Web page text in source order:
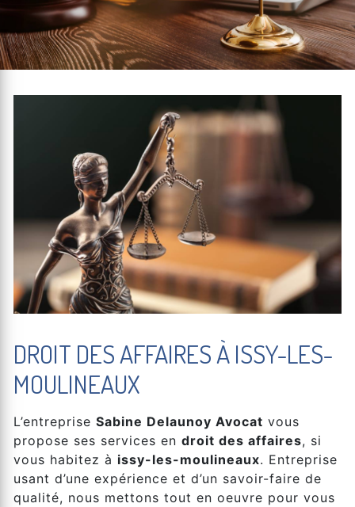
DROIT DES AFFAIRES À ISSY-LES-
MOULINEAUX
L’entreprise Sabine Delaunoy Avocat vous
propose ses services en droit des affaires, si
vous habitez à issy-les-moulineaux. Entreprise
usant d’une expérience et d’un savoir-faire de
qualité, nous mettons tout en oeuvre pour vous